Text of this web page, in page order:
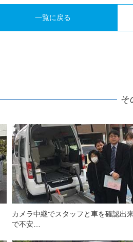
一覧に戻る
そ
カメラ中継でスタッフと車を確認出
で不安…